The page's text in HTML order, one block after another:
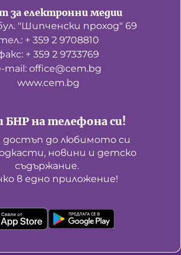
БНР на телефона си!
достъп до любимото си
новини и детско
съдържание.
в едно приложение!
за електронни медии
"Шипченски проход" 69
+ 359 2 9708810
+ 359 2 9733769
mail: office@cem.bg
www.cem.bg